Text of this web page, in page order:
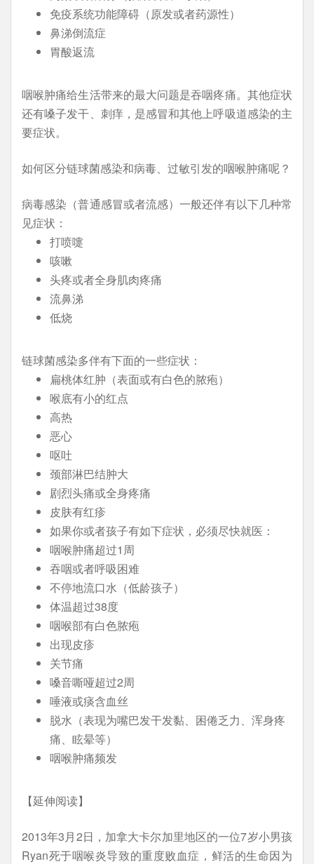
免疫系统功能障碍（原发或者药源性）
鼻涕倒流症
胃酸返流
咽喉肿痛给生活带来的最大问题是吞咽疼痛。其他症状
还有嗓子发干、刺痒，是感冒和其他上呼吸道感染的主
要症状。
如何区分链球菌感染和病毒、过敏引发的咽喉肿痛呢？
病毒感染（普通感冒或者流感）一般还伴有以下几种常
见症状：
打喷嚏
咳嗽
头疼或者全身肌肉疼痛
流鼻涕
低烧
链球菌感染多伴有下面的一些症状：
扁桃体红肿（表面或有白色的脓疱）
喉底有小的红点
高热
恶心
呕吐
颈部淋巴结肿大
剧烈头痛或全身疼痛
皮肤有红疹
如果你或者孩子有如下症状，必须尽快就医：
咽喉肿痛超过1周
吞咽或者呼吸困难
不停地流口水（低龄孩子）
体温超过38度
咽喉部有白色脓疱
出现皮疹
关节痛
嗓音嘶哑超过2周
唾液或痰含血丝
脱水（表现为嘴巴发干发黏、困倦乏力、浑身疼
痛、眩晕等）
咽喉肿痛频发
【延伸阅读】
2013年3月2日，加拿大卡尔加里地区的一位7岁小男孩
Ryan死于咽喉炎导致的重度败血症，鲜活的生命因为